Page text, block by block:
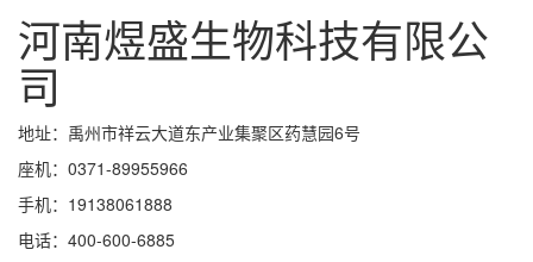
河南煜盛生物科技有限公
司
地址：禹州市祥云大道东产业集聚区药慧园6号
座机：0371-89955966
手机：19138061888
电话：400-600-6885